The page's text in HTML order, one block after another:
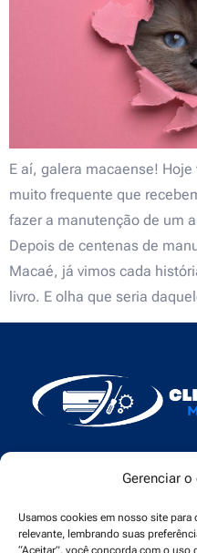
Gerenciar
Usamos cookies em nosso site para
relevante, lembrando suas
“Aceitar”, você concorda com o uso
E aí, galera macaense!
muito frequente que
fazer a manutenção de um
Depois de centenas de
Macaé, já vimos cada
livro. E olha que seria